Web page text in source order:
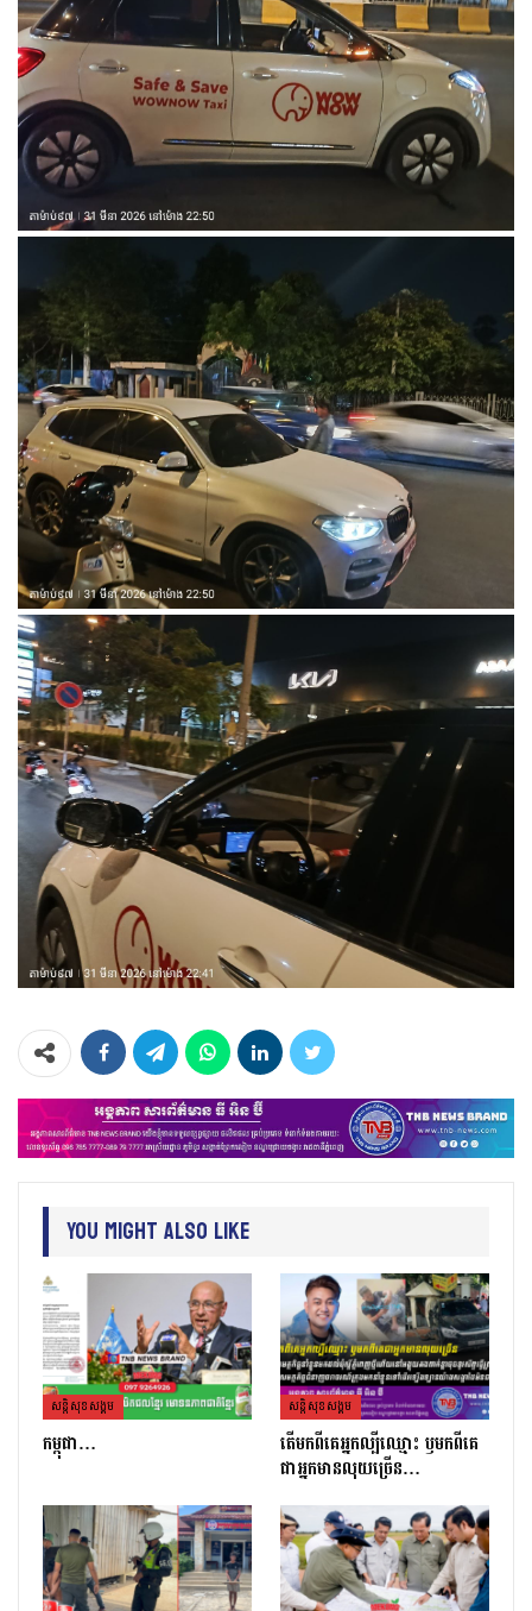
You Might Also Like
សន្តិសុខសង្គម
កម្ពុជា…
សន្តិសុខសង្គម
តេីមកពីគេអ្នកល្បីឈ្មោះ​ ឫមកពីគេ
ជាអ្នកមានលុយច្រេីន​…